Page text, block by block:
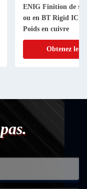
ENIG Finition de
ou en BT Rigid IC
Poids en cuivre
Obtenez le